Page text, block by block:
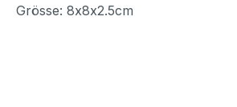
Grösse: 8x8x2.5cm